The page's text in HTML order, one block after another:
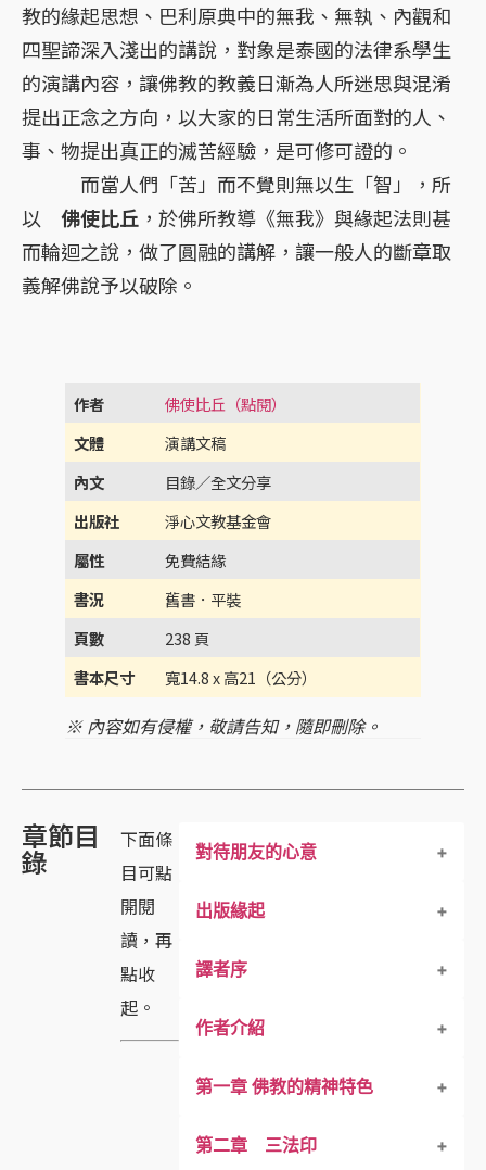
教的緣起思想、巴利原典中的無我、無執、內觀和
四聖諦深入淺出的講說，對象是泰國的法律系學生
的演講內容，讓佛教的教義日漸為人所迷思與混淆
提出正念之方向，以大家的日常生活所面對的人、
事、物提出真正的滅苦經驗，是可修可證的。
而當人們「苦」而不覺則無以生「智」，所
以 佛使比丘 ，於佛所教導《無我》與緣起法則甚
而輪迴之說，做了圓融的講解，讓一般人的斷章取
義解佛說予以破除。
作者
佛使比丘（點閱）
文體 演講文稿
內文 目錄／全文分享
出版社 淨心文教基金會
屬性 免費結緣
書況 舊書．平裝
頁數 238 頁
書本尺寸寬14.8 x 高21（公分）
※ 內容如有侵權，敬請告知，隨即刪除。
章節目
錄
下面條
目可點
開閱
讀，再
點收
起。
對待朋友的心意
出版緣起
譯者序
作者介紹
第一章 佛教的精神特色
佛教的核心
第二章 三法印